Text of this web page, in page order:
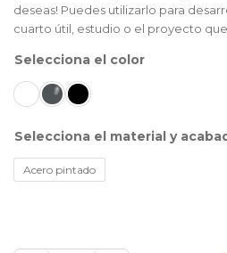
deseas! Puedes utilizarlo para
cuarto útil, estudio o el proyecto
color
material y
Acero pintado